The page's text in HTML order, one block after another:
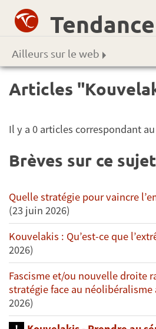
Ailleurs sur le web
Articles
Il y a 0 articles correspondant
Brèves sur ce sujet
Quelle stratégie pour vaincre
(23 juin 2026)
Kouvelakis : Qu’est-ce que
2026)
Fascisme et/ou nouvelle droite
stratégie face au néolibéralisme
2026)